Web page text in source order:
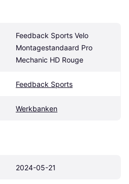
Feedback Sports Velo
Montagestandaard Pro
Mechanic HD Rouge
Feedback Sports
Werkbanken
2024-05-21